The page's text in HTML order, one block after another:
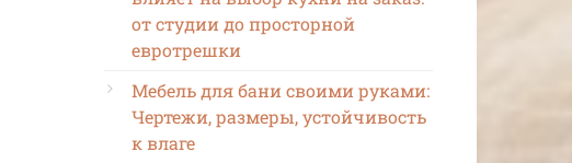
от студии до просторной
евротрешки
Мебель для бани своими руками:
Чертежи, размеры, устойчивость
к влаге